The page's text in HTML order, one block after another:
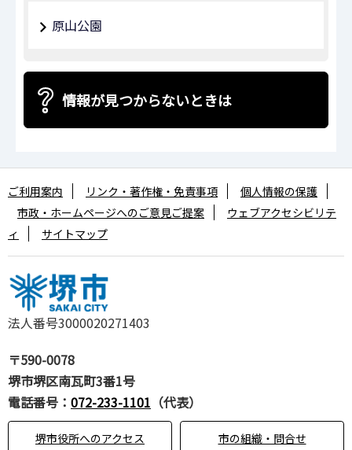
原山公園
情報が見つからないときは
法人番号3000020271403
〒590-0078
堺市堺区南瓦町3番1号
電話番号： 072-233-1101 （代表）
堺市役所へのアクセス 市の組織・問合せ
ご利用案内 リンク・著作権・免責事項
個人情報の保護
市政・ホームページへのご意見ご提案
ウェブアクセシビリテ
ィ
サイトマップ